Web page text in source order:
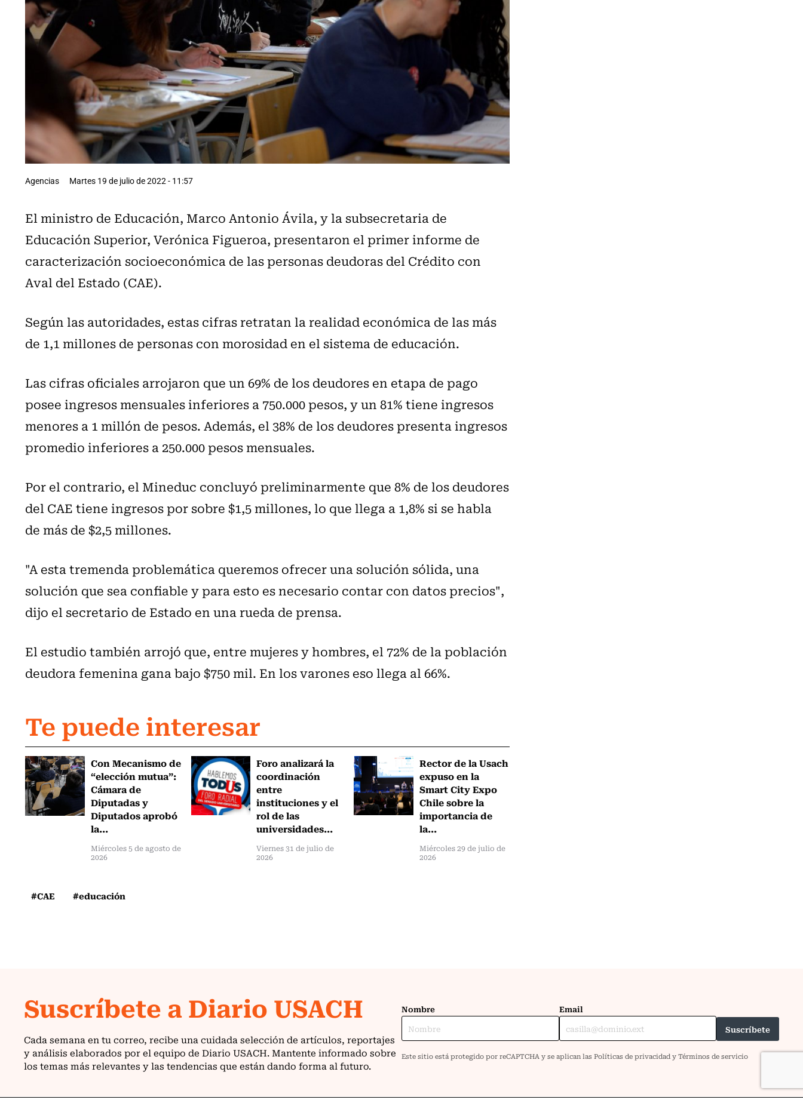
Agencias Martes 19 de julio de 2022 - 11:57
El ministro de Educación, Marco Antonio Ávila, y la subsecretaria de
Educación Superior, Verónica Figueroa, presentaron el primer informe de
caracterización socioeconómica de las personas deudoras del Crédito con
Aval del Estado (CAE).
Según las autoridades, estas cifras retratan la realidad económica de las más
de 1,1 millones de personas con morosidad en el sistema de educación.
Las cifras oficiales arrojaron que un 69% de los deudores en etapa de pago
posee ingresos mensuales inferiores a 750.000 pesos, y un 81% tiene ingresos
menores a 1 millón de pesos. Además, el 38% de los deudores presenta ingresos
promedio inferiores a 250.000 pesos mensuales.
Por el contrario, el Mineduc concluyó preliminarmente que 8% de los deudores
del CAE tiene ingresos por sobre $1,5 millones, lo que llega a 1,8% si se habla
de más de $2,5 millones.
"A esta tremenda problemática queremos ofrecer una solución sólida, una
solución que sea confiable y para esto es necesario contar con datos precios",
dijo el secretario de Estado en una rueda de prensa.
El estudio también arrojó que, entre mujeres y hombres, el 72% de la población
deudora femenina gana bajo $750 mil. En los varones eso llega al 66%.
Te puede interesar
Con Mecanismo de
“elección mutua”:
Cámara de
Diputadas y
Diputados aprobó
la...
Miércoles 5 de agosto de
2026
Foro analizará la
coordinación
entre
instituciones y el
rol de las
universidades...
Viernes 31 de julio de
2026
Rector de la Usach
expuso en la
Smart City Expo
Chile sobre la
importancia de
la...
Miércoles 29 de julio de
2026
#CAE #educación